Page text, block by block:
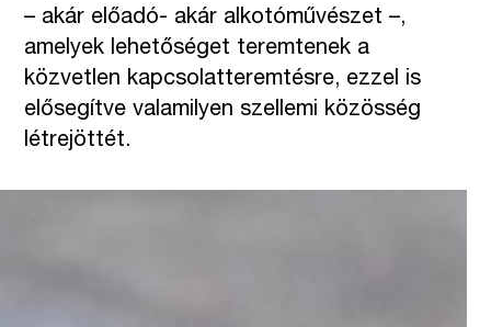
– akár előadó- akár alkotóművészet –,
amelyek lehetőséget teremtenek a
közvetlen kapcsolatteremtésre, ezzel is
elősegítve valamilyen szellemi közösség
létrejöttét.